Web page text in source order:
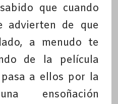
que cuando
advierten de que
a menudo te
de la película
a ellos por la
ensoñación